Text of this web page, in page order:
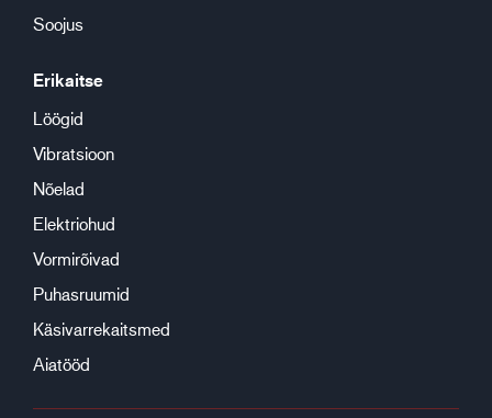
Soojus
Erikaitse
Löögid
Vibratsioon
Nõelad
Elektriohud
Vormirõivad
Puhasruumid
Käsivarrekaitsmed
Aiatööd